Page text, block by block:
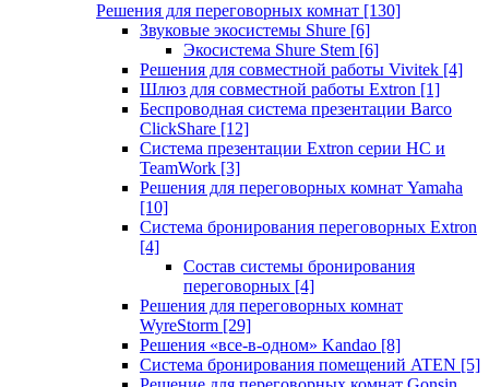
Решения для переговорных комнат [130]
Звуковые экосистемы Shure [6]
Экосистема Shure Stem [6]
Решения для совместной работы Vivitek [4]
Шлюз для совместной работы Extron [1]
Беспроводная система презентации Barco
ClickShare [12]
Система презентации Extron серии HC и
TeamWork [3]
Решения для переговорных комнат Yamaha
[10]
Система бронирования переговорных Extron
[4]
Состав системы бронирования
переговорных [4]
Решения для переговорных комнат
WyreStorm [29]
Решения «все-в-одном» Kandao [8]
Система бронирования помещений ATEN [5]